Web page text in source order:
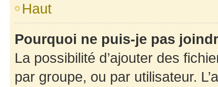
Haut
Pourquoi ne puis-je pas
La possibilité d’ajouter des
par groupe, ou par utilisateur.